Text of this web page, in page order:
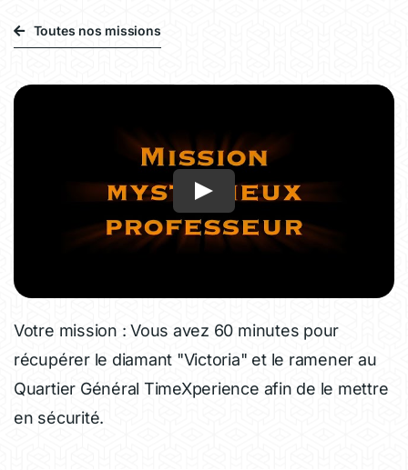
Toutes nos missions
Votre mission : Vous avez 60 minutes pour
récupérer le diamant "Victoria" et le ramener au
Quartier Général TimeXperience afin de le mettre
en sécurité.